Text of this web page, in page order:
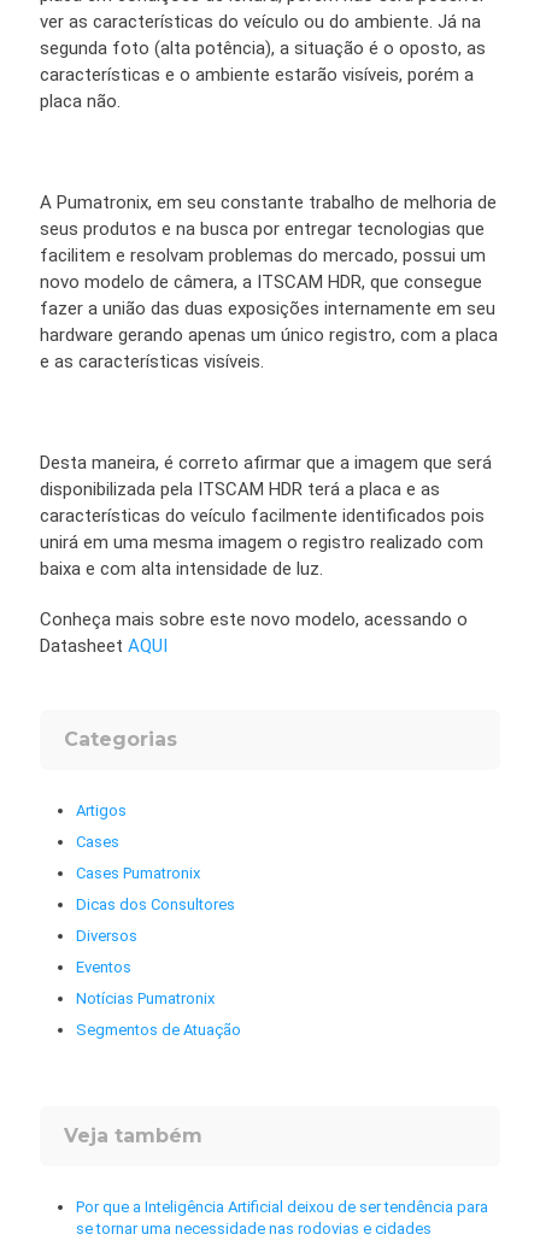
ver as características do veículo ou do ambiente. Já na
segunda foto (alta potência), a situação é o oposto, as
características e o ambiente estarão visíveis, porém a
placa não.
A Pumatronix, em seu constante trabalho de melhoria de
seus produtos e na busca por entregar tecnologias que
facilitem e resolvam problemas do mercado, possui um
novo modelo de câmera, a ITSCAM HDR, que consegue
fazer a união das duas exposições internamente em seu
hardware gerando apenas um único registro, com a placa
e as características visíveis.
Desta maneira, é correto afirmar que a imagem que será
disponibilizada pela ITSCAM HDR terá a placa e as
características do veículo facilmente identificados pois
unirá em uma mesma imagem o registro realizado com
baixa e com alta intensidade de luz.
Conheça mais sobre este novo modelo, acessando o
Datasheet AQUI
Categorias
Artigos
Cases
Cases Pumatronix
Dicas dos Consultores
Diversos
Eventos
Notícias Pumatronix
Segmentos de Atuação
Veja também
Por que a Inteligência Artificial deixou de ser tendência para
se tornar uma necessidade nas rodovias e cidades